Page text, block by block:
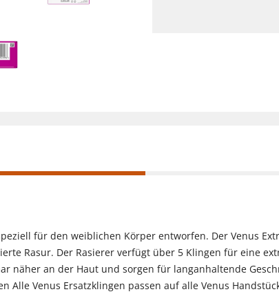
für den weiblichen Körper entworfen. Der Venus
Rasur. Der Rasierer verfügt über 5 Klingen für eine
näher an der Haut und sorgen für langanhaltende
Alle Venus Ersatzklingen passen auf alle Venus